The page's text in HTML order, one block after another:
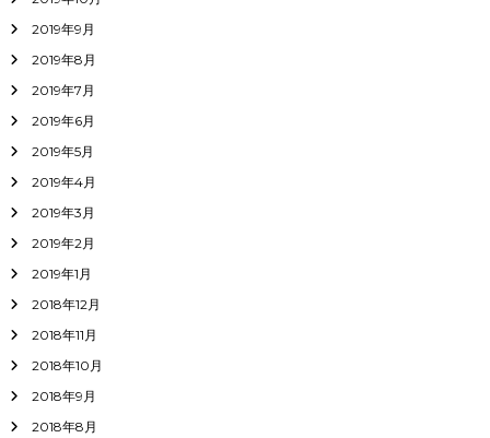
2019年9月
2019年8月
2019年7月
2019年6月
2019年5月
2019年4月
2019年3月
2019年2月
2019年1月
2018年12月
2018年11月
2018年10月
2018年9月
2018年8月